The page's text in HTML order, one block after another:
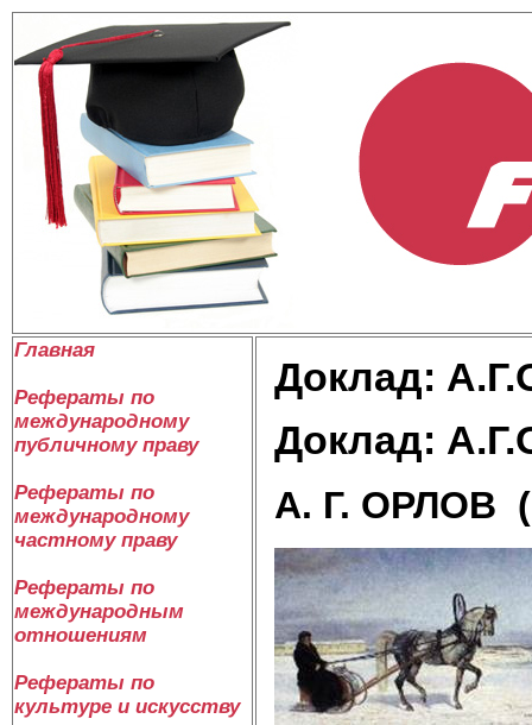
Главная
Рефераты по
международному
публичному праву
Рефераты по
международному
частному праву
Рефераты по
международным
отношениям
Рефераты по
культуре и искусству
Доклад:
Доклад:
А. Г. ОРЛОВ